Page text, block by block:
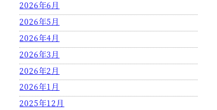
2026年6月
2026年5月
2026年4月
2026年3月
2026年2月
2026年1月
2025年12月